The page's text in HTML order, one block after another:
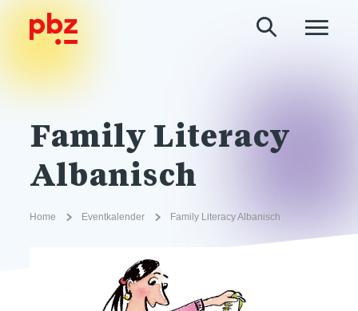
Family Literacy
Albanisch
Home Eventkalender Family Literacy Albanisch